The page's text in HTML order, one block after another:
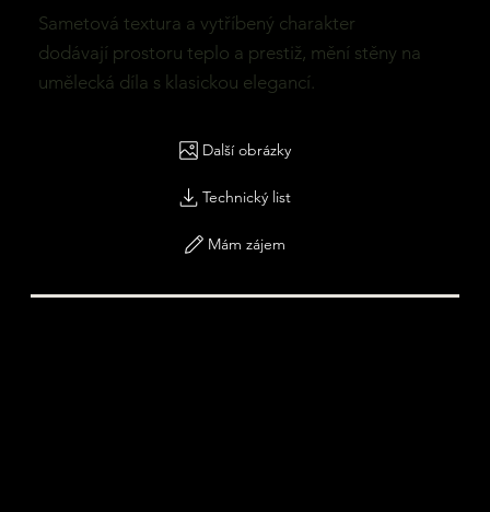
Sametová textura a vytříbený charakter
dodávají prostoru teplo a prestiž, mění stěny na
umělecká díla s klasickou elegancí.
Další obrázky
Technický list
Mám zájem